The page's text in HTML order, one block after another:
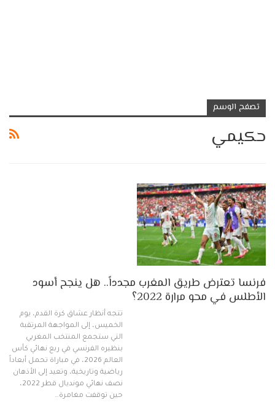
تصفح الوسم
حكيمي
فرنسا تعترض طريق المغرب مجدداً.. هل ينجح أسود
الأطلس في محو مرارة 2022؟
تتجه أنظار عشاق كرة القدم، يوم
الخميس، إلى المواجهة المرتقبة
التي ستجمع المنتخب المغربي
بنظيره الفرنسي في ربع نهائي كأس
العالم 2026، في مباراة تحمل أبعاداً
رياضية وتاريخية، وتعيد إلى الأذهان
نصف نهائي مونديال قطر 2022،
حين توقفت مغامرة…